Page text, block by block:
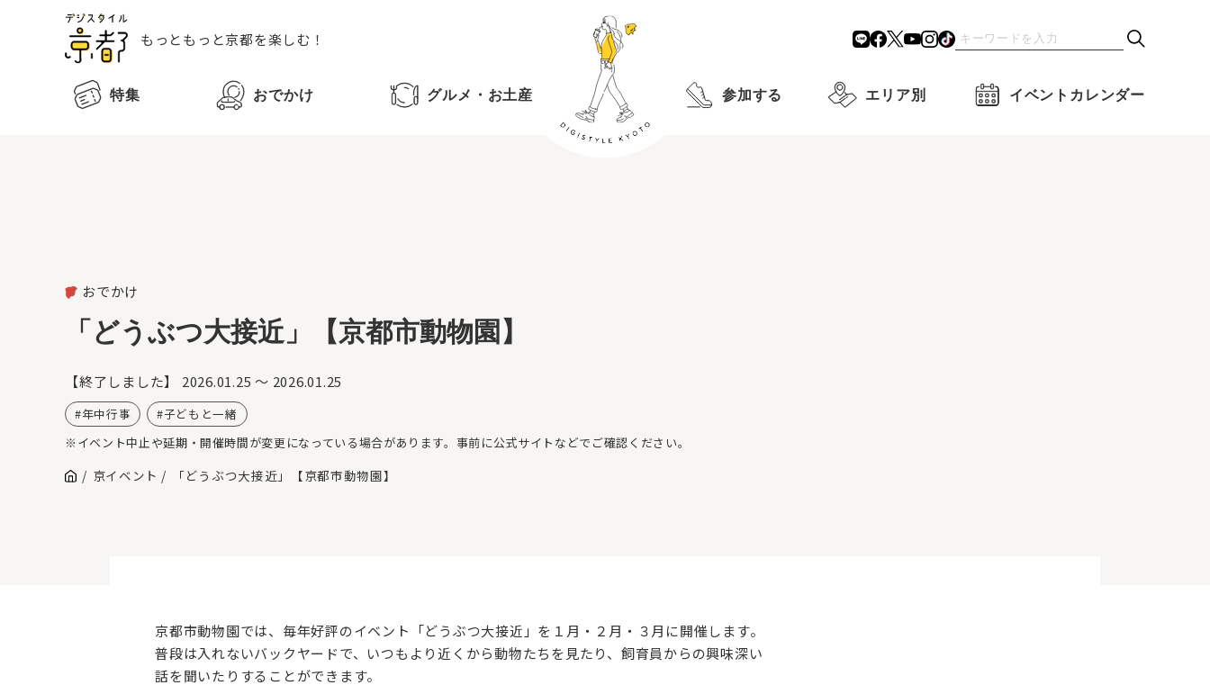
もっともっと京都を楽しむ！
特集 おでかけ グルメ・お土産 参加する エリア別 イベントカレンダー
おでかけ
「どうぶつ大接近」【京都市動物園】
【終了しました】 2026.01.25 ～ 2026.01.25
年中行事
子どもと一緒
※イベント中止や延期・開催時間が変更になっている場合があります。事前に公式サイトなどでご確認ください。
京イベント 「どうぶつ大接近」【京都市動物園】
京都市動物園では、毎年好評のイベント「どうぶつ大接近」を１月・２月・３月に開催します。
普段は入れないバックヤードで、いつもより近くから動物たちを見たり、飼育員からの興味深い
話を聞いたりすることができます。